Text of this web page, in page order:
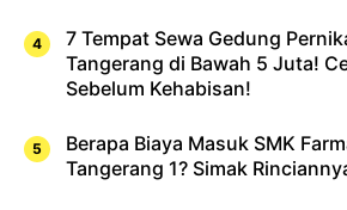
7 Tempat Sewa Gedung
Tangerang di Bawah 5 Juta!
Sebelum Kehabisan!
Berapa Biaya Masuk SMK
Tangerang 1? Simak